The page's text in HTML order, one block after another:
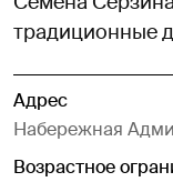
традиционные
Адрес
Набережная
Возрастное